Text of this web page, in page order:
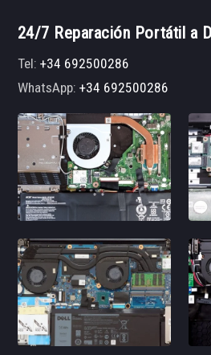
24/7 Reparación Portátil a
Tel:+34 692500286
WhatsApp:+34 692500286